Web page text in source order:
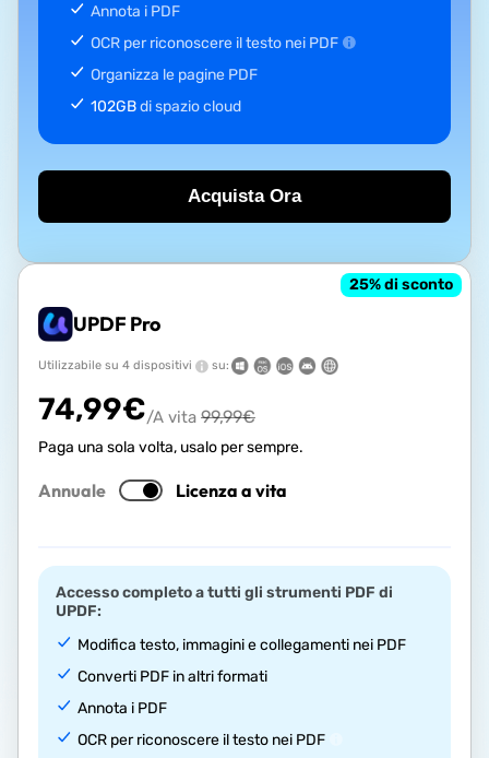
Annota i PDF
OCR per riconoscere il testo nei PDF
Organizza le pagine PDF
102GBdi spazio cloud
Acquista Ora
UPDF Pro
25% di sconto
Utilizzabile su 4 dispositivi su:
74,99€/A vita 99,99€
Paga una sola volta, usalo per sempre.
Annuale Licenza a vita
Accesso completo a tutti gli strumenti PDF di
UPDF:
Modifica testo, immagini e collegamenti nei PDF
Converti PDF in altri formati
Annota i PDF
OCR per riconoscere il testo nei PDF